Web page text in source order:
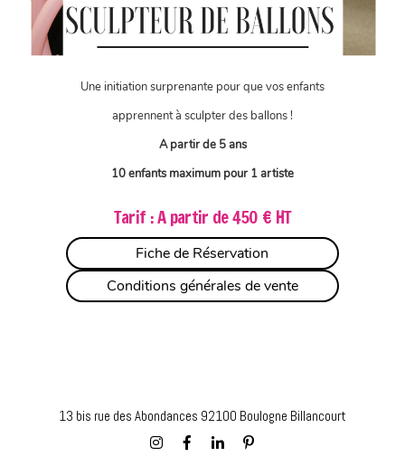
Une initiation surprenante pour que vos enfants
apprennent à sculpter des ballons !
A partir de 5 ans
10 enfants maximum pour 1 artiste
Tarif : A partir de 450 € HT
Fiche de Réservation
Conditions générales de vente
13 bis rue des Abondances 92100 Boulogne Billancourt